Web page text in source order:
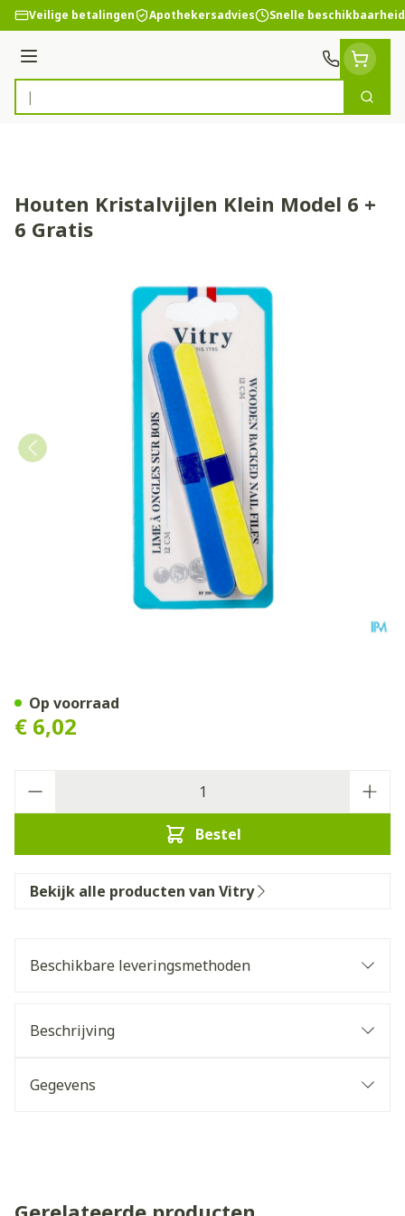
Ga naar de inhoud
Veilige betalingen Apothekersadvies Snelle beschikbaarheid
Menu
Product, merk, categorie...
Zoek
Houten Kristalvijlen Klein Model 6 +
6 Gratis
€ 6,02
Bestel
Op voorraad
Bekijk alle producten van Vitry
Beschikbare leveringsmethoden
Beschrijving
Gegevens